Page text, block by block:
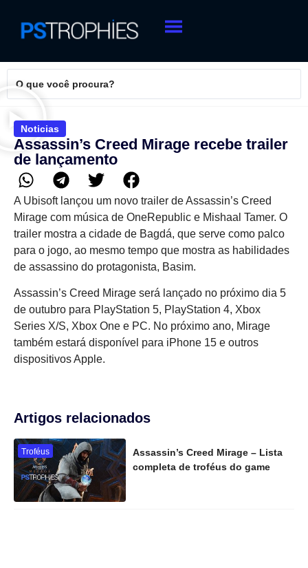
Noticias
Assassin’s Creed Mirage recebe trailer
de lançamento
A Ubisoft lançou um novo trailer de Assassin’s Creed
Mirage com música de OneRepublic e Mishaal Tamer. O
trailer mostra a cidade de Bagdá, que serve como palco
para o jogo, ao mesmo tempo que mostra as habilidades
de assassino do protagonista, Basim.
Assassin’s Creed Mirage será lançado no próximo dia 5
de outubro para PlayStation 5, PlayStation 4, Xbox
Series X/S, Xbox One e PC. No próximo ano, Mirage
também estará disponível para iPhone 15 e outros
dispositivos Apple.
Artigos relacionados
Troféus
Assassin’s Creed Mirage – Lista
completa de troféus do game